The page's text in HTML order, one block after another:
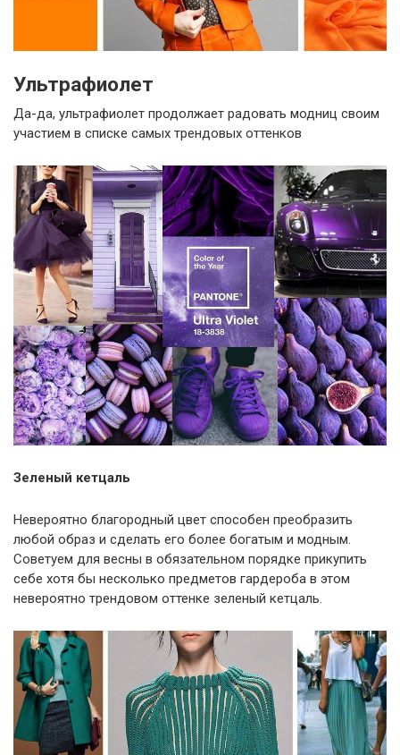
Ультрафиолет
Да-да, ультрафиолет продолжает радовать модниц своим
участием в списке самых трендовых оттенков
Зеленый кетцаль
Невероятно благородный цвет способен преобразить
любой образ и сделать его более богатым и модным.
Советуем для весны в обязательном порядке прикупить
себе хотя бы несколько предметов гардероба в этом
невероятно трендовом оттенке зеленый кетцаль.